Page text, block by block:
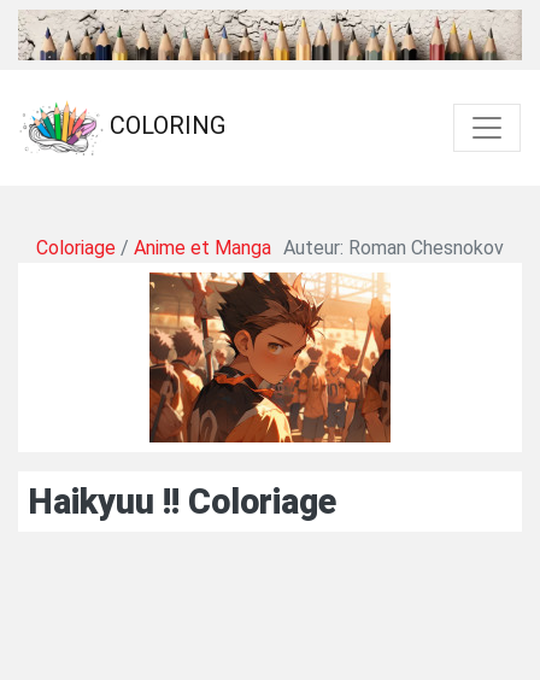
COLORING
Coloriage / Anime et Manga Auteur: Roman Chesnokov
Haikyuu !! Coloriage